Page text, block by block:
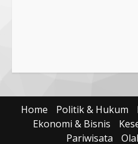
Home Politik & Hukum
Ekonomi & Bisnis
Pariwisata